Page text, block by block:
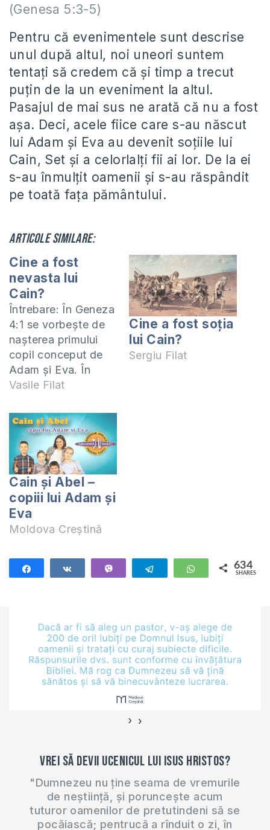
(Genesa 5:3-5)
Pentru că evenimentele sunt descrise
unul după altul, noi uneori suntem
tentaţi să credem că şi timp a trecut
puţin de la un eveniment la altul.
Pasajul de mai sus ne arată că nu a fost
aşa. Deci, acele fiice care s-au născut
lui Adam şi Eva au devenit soţiile lui
Cain, Set şi a celorlalţi fii ai lor. De la ei
s-au înmulţit oamenii şi s-au răspândit
pe toată faţa pământului.
Articole similare:
Cine a fost
nevasta lui
Cain?
Întrebare: În Geneza
4:1 se vorbeşte de
naşterea primului
copil conceput de
Adam şi Eva. În
versetul 17 din
ne spune că Cain s-
a împreunat cu
nevastă-sa…
Întrebarea mea este
cine a fost nevasta
lui Cain? Unde a
găsit Cain o femeie
când el a fost
primul…
Vasile Filat
Cine a fost soția
lui Cain?
Sergiu Filat
Cain și Abel –
copiii lui Adam și
Eva
Moldova Creștină
Telegram WhatsApp
634
SHARES
‹ ›
Vrei să devii ucenicul lui Isus Hristos?
"Dumnezeu nu ține seama de vremurile
de neștiință, și poruncește acum
tuturor oamenilor de pretutindeni să se
pocăiască; pentrucă a rînduit o zi, în